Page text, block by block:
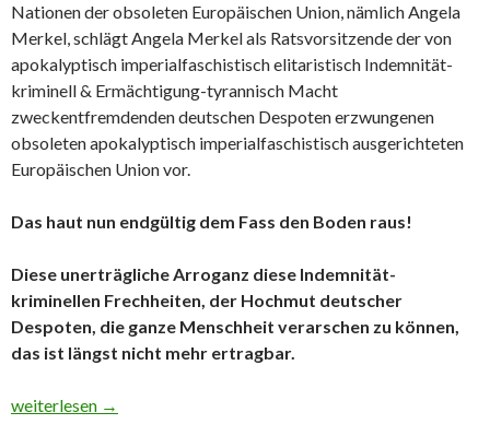
Nationen der obsoleten Europäischen Union, nämlich Angela
Merkel, schlägt Angela Merkel als Ratsvorsitzende der von
apokalyptisch imperialfaschistisch elitaristisch Indemnität-
kriminell & Ermächtigung-tyrannisch Macht
zweckentfremdenden deutschen Despoten erzwungenen
obsoleten apokalyptisch imperialfaschistisch ausgerichteten
Europäischen Union vor.
Das haut nun endgültig dem Fass den Boden raus!
Diese unerträgliche Arroganz diese Indemnität-
kriminellen Frechheiten, der Hochmut deutscher
Despoten, die ganze Menschheit verarschen zu können,
das ist längst nicht mehr ertragbar.
Die apokalyptisch imperialfaschistisch elitaristisch Indemnität-
weiterlesen →